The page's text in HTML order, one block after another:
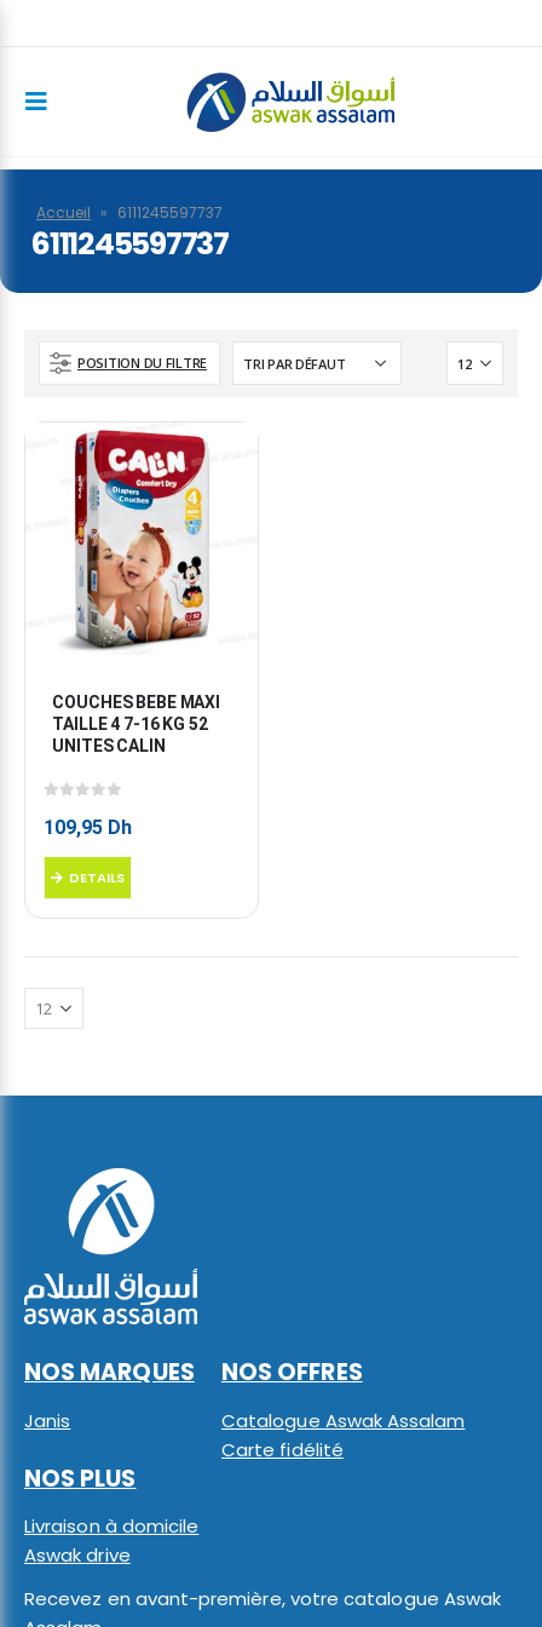
Accueil » 6111245597737
6111245597737
POSITION DU FILTRE
COUCHES BEBE MAXI
TAILLE 4 7-16 KG 52
UNITES CALIN
109,95 Dh
DETAILS
NOS MARQUES
Janis
NOS OFFRES
Catalogue Aswak Assalam
Carte fidélité
NOS PLUS
Livraison à domicile
Aswak drive
Recevez en avant-première, votre catalogue Aswak